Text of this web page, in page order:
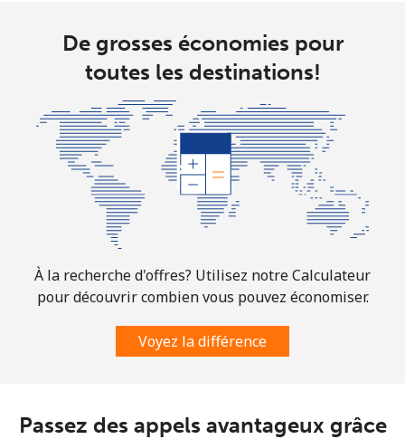
De grosses économies pour
toutes les destinations!
À la recherche d'offres? Utilisez notre Calculateur
pour découvrir combien vous pouvez économiser.
Voyez la différence
Passez des appels avantageux grâce